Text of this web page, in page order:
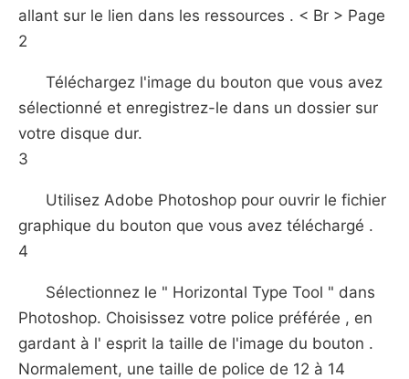
allant sur le lien dans les ressources . < Br > Page
2
Téléchargez l'image du bouton que vous avez
sélectionné et enregistrez-le dans un dossier sur
votre disque dur.
3
Utilisez Adobe Photoshop pour ouvrir le fichier
graphique du bouton que vous avez téléchargé .
4
Sélectionnez le " Horizontal Type Tool " dans
Photoshop. Choisissez votre police préférée , en
gardant à l' esprit la taille de l'image du bouton .
Normalement, une taille de police de 12 à 14